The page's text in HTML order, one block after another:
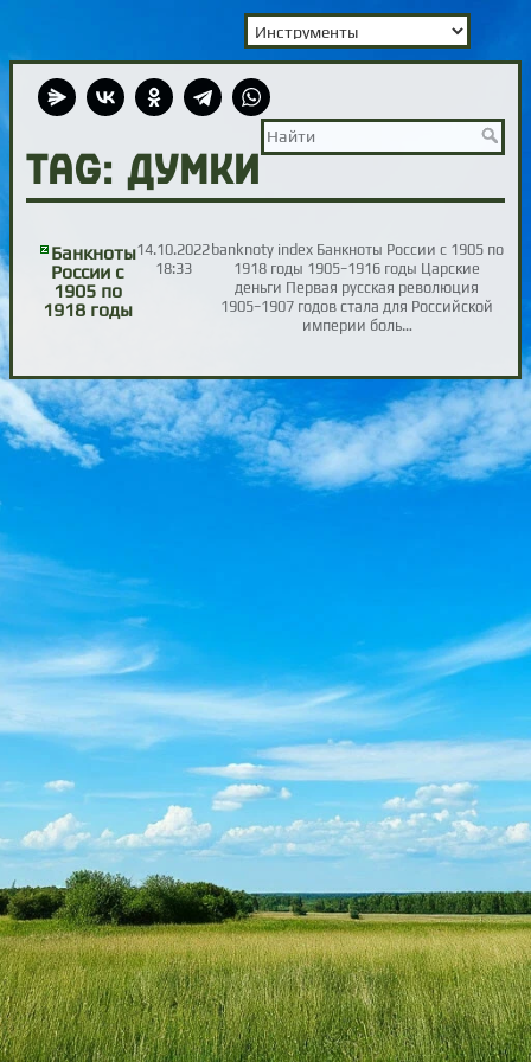
TAG: думки
Банкноты
России с
1905 по
1918 годы
14.10.2022
18:33
banknoty index Банкноты России с 1905 по
1918 годы 1905−1916 годы Царские
деньги Первая русская революция
1905−1907 годов стала для Российской
империи боль…